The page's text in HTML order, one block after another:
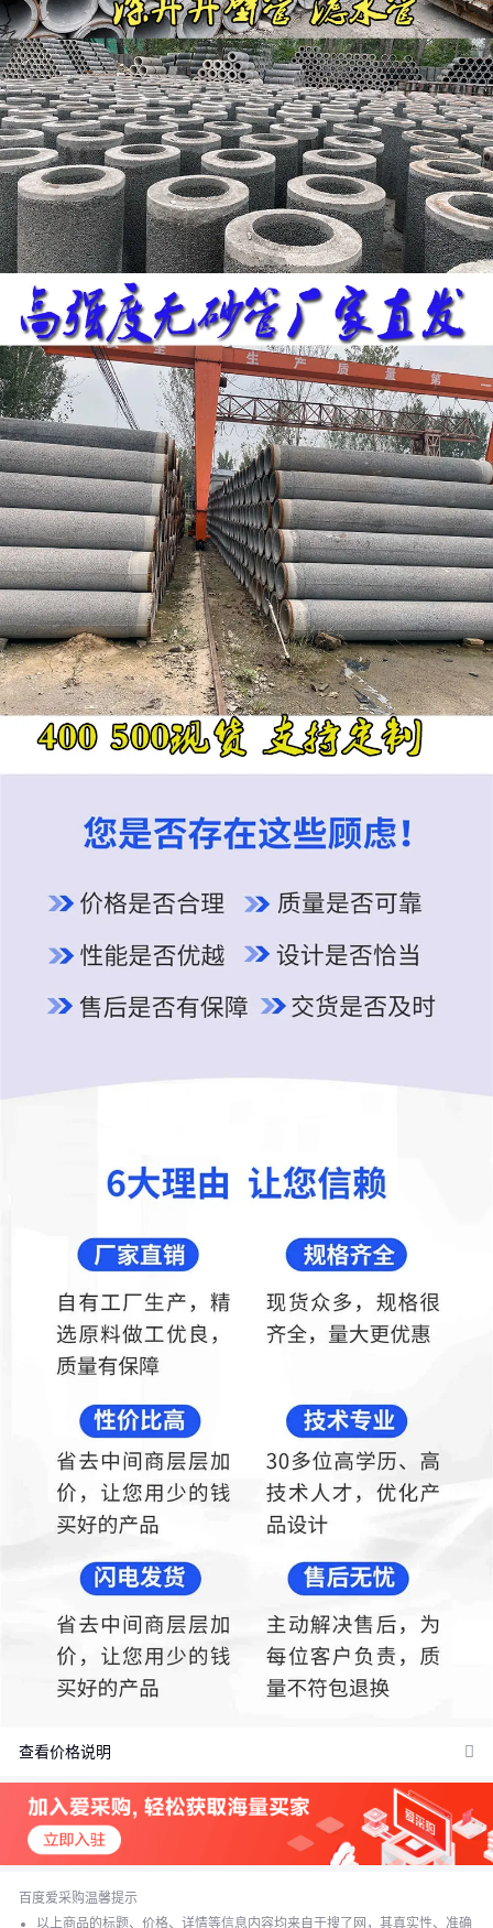
查看价格说明
价格：商品在爱采购的展示标价，具体的成交价格可能因商品参加
活动等情况发生变化，也可能随着购买数量不同或所选规格不同而
发生变化，如用户与商家线下达成协议，以线下协议的结算价格为
准，如用户在爱采购上完成线上购买，则最终以订单结算页价格为
抢购价：商品参与营销活动的活动价格，也可能随着购买数量不同
百度爱采购温馨提示
以上商品的标题、价格、详情等信息内容均来自于搜了网，其真实性、准确